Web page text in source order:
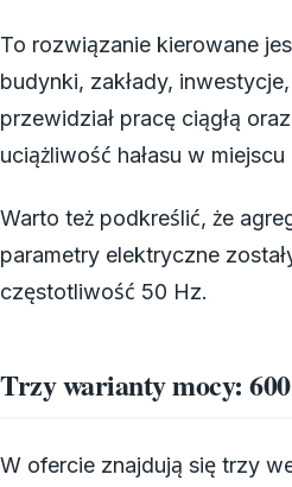
To rozwiązanie kierowane
budynki, zakłady,
przewidział pracę ciągłą oraz
uciążliwość hałasu w
Warto też podkreślić, że
parametry elektryczne
częstotliwość 50 Hz.
Trzy warianty mocy:
W ofercie znajdują się trzy